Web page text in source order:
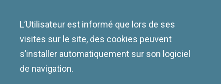
L’Utilisateur est informé que lors de ses
visites sur le site, des cookies peuvent
s’installer automatiquement sur son logiciel
de navigation.